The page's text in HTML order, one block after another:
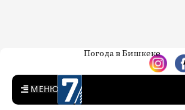
7-канал.
Кыргызстан
Жаңылыктар — Кыргызстан
Погода в Бишкеке
MENU